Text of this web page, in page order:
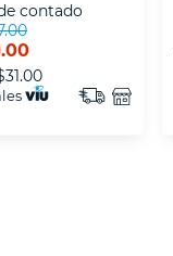
contado